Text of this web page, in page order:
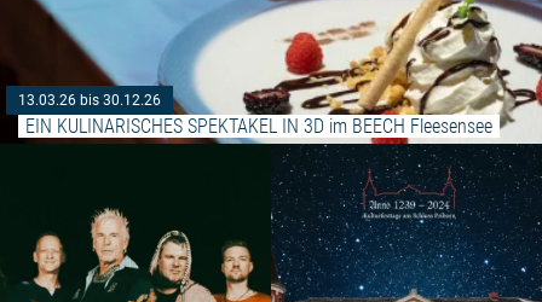
13.03.26 bis 30.12.26
EIN KULINARISCHES SPEKTAKEL IN 3D im BEECH Fleesensee
Weiterlesen: "In Extremo –